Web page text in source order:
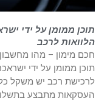
תוכן ממומן על ידי
הלוואות לרכב
חכם מימון – מהו
תוכן ממומן על ידי
לרכישת רכב יש משקל
העסקאות מתבצע